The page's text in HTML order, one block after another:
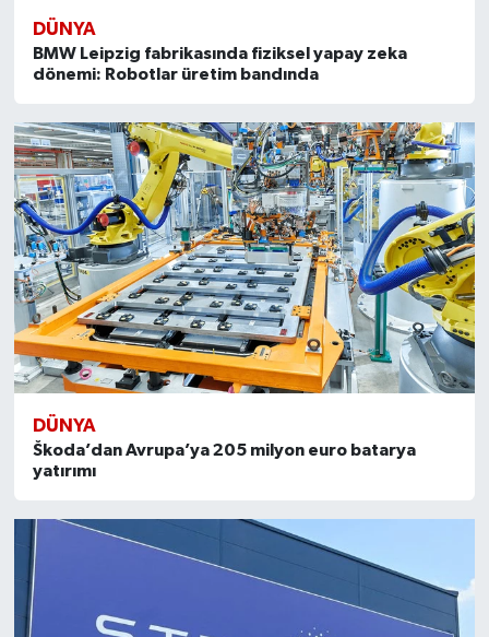
DÜNYA
BMW Leipzig fabrikasında fiziksel yapay zeka
dönemi: Robotlar üretim bandında
DÜNYA
Škoda’dan Avrupa’ya 205 milyon euro batarya
yatırımı